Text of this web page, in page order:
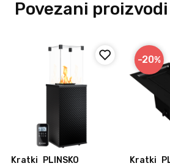
Povezani proizvodi
Kratki
PLINSKO
-20%
Kratki